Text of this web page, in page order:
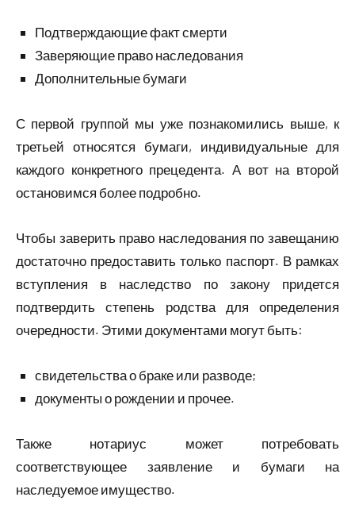
Подтверждающие факт смерти
Заверяющие право наследования
Дополнительные бумаги
С первой группой мы уже познакомились выше, к
третьей относятся бумаги, индивидуальные для
каждого конкретного прецедента. А вот на второй
остановимся более подробно.
Чтобы заверить право наследования по завещанию
достаточно предоставить только паспорт. В рамках
вступления в наследство по закону придется
подтвердить степень родства для определения
очередности. Этими документами могут быть:
свидетельства о браке или разводе;
документы о рождении и прочее.
Также нотариус может потребовать
соответствующее заявление и бумаги на
наследуемое имущество.